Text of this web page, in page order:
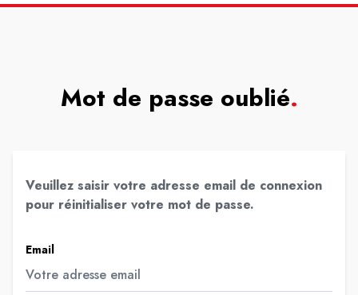
Mot de passe oublié.
Veuillez saisir votre adresse email de connexion
pour réinitialiser votre mot de passe.
Email